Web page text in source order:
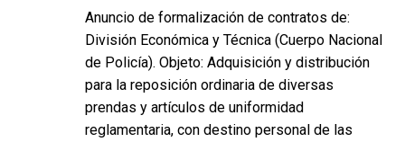
Anuncio de formalización de contratos de:
División Económica y Técnica (Cuerpo Nacional
de Policía). Objeto: Adquisición y distribución
para la reposición ordinaria de diversas
prendas y artículos de uniformidad
reglamentaria, con destino personal de las